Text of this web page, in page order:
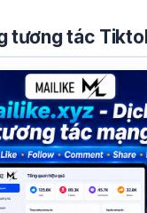
tương tác